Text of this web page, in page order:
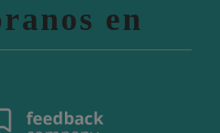
en